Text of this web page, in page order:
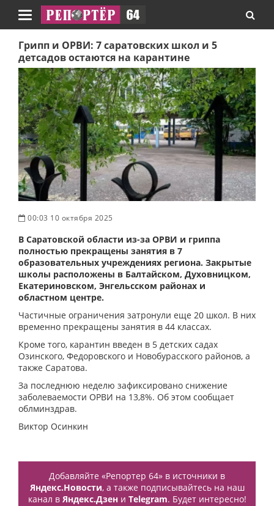
Навигация
Грипп и ОРВИ: 7 саратовских школ и 5
детсадов остаются на карантине
00:03 10 октября 2025
В Саратовской области из-за ОРВИ и гриппа
полностью прекращены занятия в 7
образовательных учреждениях региона. Закрытые
школы расположены в Балтайском, Духовницком,
Екатериновском, Энгельсском районах и
областном центре.
Частичные ограничения затронули еще 20 школ. В них
временно прекращены занятия в 44 классах.
Кроме того, карантин введен в 5 детских садах
Озинского, Федоровского и Новобурасского районов, а
также Саратова.
За последнюю неделю зафиксировано снижение
заболеваемости ОРВИ на 13,8%. Об этом сообщает
облминздрав.
Виктор Осинкин
Добавляйте «Репортер 64» в источники в
Яндекс.Новости, а также подписывайтесь на наш
канал в Яндекс.Дзени Telegram. Будет интересно!